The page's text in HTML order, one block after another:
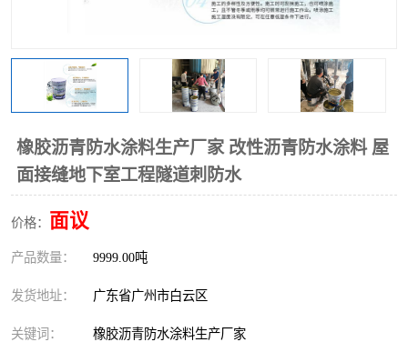
橡胶沥青防水涂料生产厂家 改性沥青防水涂料 屋
面接缝地下室工程隧道刺防水
价格： 面议
产品数量： 9999.00吨
发货地址： 广东省广州市白云区
关键词： 橡胶沥青防水涂料生产厂家